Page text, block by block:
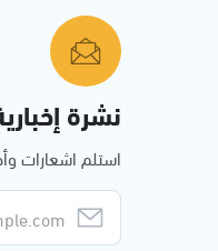
نشرة
استلم اشعارات